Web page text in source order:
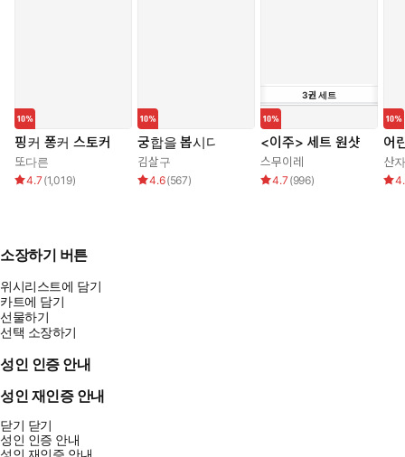
핑커 퐁커 스토커
또다른
4.7 (1,019)
궁합을 봅시다
김살구
4.6(567)
3권세트
<이주> 세트 원샷
스무이레
4.7 (996)
어
산
소장하기 버튼
위시리스트에 담기
카트에 담기
선물하기
선택 소장하기
성인 인증 안내
성인 재인증 안내
닫기 닫기
성인 인증 안내
성인 재인증 안내